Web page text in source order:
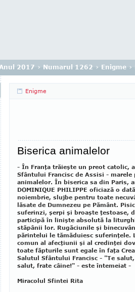
2017 › Numarul 1262 › Enigme
Enigme
Biserica animalelor
- În Franţa trăieşte un preot catolic,
Sfântului Francisc de Assisi - marele
animalelor. În biserica sa din Paris,
DOMINIQUE PHILIPPE oficiază o
noiembrie, slujbe pentru toate
lăsate de Dumnezeu pe Pământ.
suferinzi, şerpi şi broaşte ţestoase,
participă în linişte absolută la
stăpânii lor. Rugăciunile şi
părintelui le tămăduiesc suferinţele.
comun al afecţiunii şi al credinţei
toate făpturile sunt egale în faţa
Salutul Sfântului Francisc - "Te
salut, frate câine!" - este întemeiat -
Miracolul Sfintei Rita